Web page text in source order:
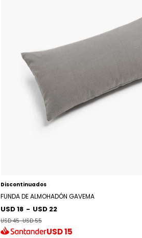
Discontinuados
FUNDA DE ALMOHADÓN GAVEMA
USD 18 - USD 22
USD 45-USD 55
USD15